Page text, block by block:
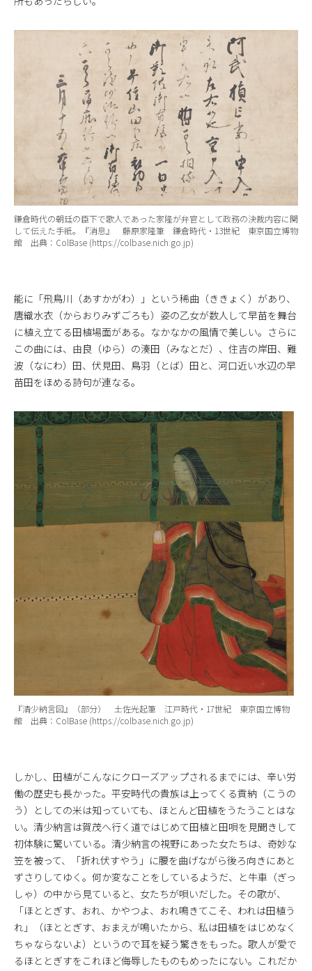
鎌倉時代の朝廷の臣下で歌人であった家隆が弁官として政務の決裁内容に関
して伝えた手紙。『消息』 藤原家隆筆 鎌倉時代・13世紀 東京国立博物
館 出典：ColBase (https://colbase.nich.go.jp)
能に「飛鳥川（あすかがわ）」という稀曲（ききょく）があり、
唐織水衣（からおりみずごろも）姿の乙女が数人して早苗を舞台
に植え立てる田植場面がある。なかなかの風情で美しい。さらに
この曲には、由良（ゆら）の湊田（みなとだ）、住吉の岸田、難
波（なにわ）田、伏見田、鳥羽（とば）田と、河口近い水辺の早
苗田をほめる詩句が連なる。
『清少納言図』（部分） 土佐光起筆 江戸時代・17世紀 東京国立博物
館 出典：ColBase (https://colbase.nich.go.jp)
しかし、田植がこんなにクローズアップされるまでには、辛い労
働の歴史も長かった。平安時代の貴族は上ってくる貢納（こうの
う）としての米は知っていても、ほとんど田植をうたうことはな
い。清少納言は賀茂へ行く道ではじめて田植と田唄を見聞きして
初体験に驚いている。清少納言の視野にあった女たちは、奇妙な
笠を被って、「折れ伏すやう」に腰を曲げながら後ろ向きにあと
ずさりしてゆく。何か変なことをしているようだ、と牛車（ぎっ
しゃ）の中から見ていると、女たちが唄いだした。その歌が、
「ほととぎす、おれ、かやつよ、おれ鳴きてこそ、われは田植う
れ」（ほととぎす、おまえが鳴いたから、私は田植をはじめなく
ちゃならないよ）というので耳を疑う驚きをもった。歌人が愛で
るほととぎすをこれほど侮辱したものもめったにない。これだか